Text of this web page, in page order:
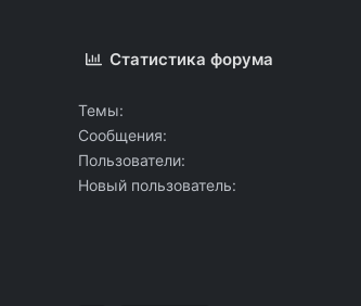
Статистика форума
Темы
Сообщения
Пользователи
Новый пользователь